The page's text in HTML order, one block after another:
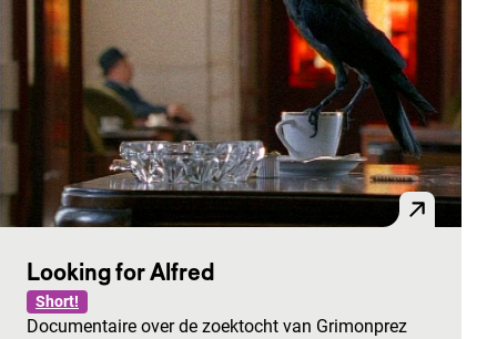
Looking for Alfred
Short!
Documentaire over de zoektocht van Grimonprez